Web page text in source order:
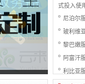
式投入使
尼泊尔
玻利维
黎巴嫩
阿富汗
利比亚